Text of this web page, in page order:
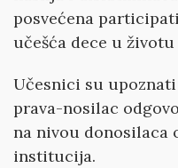
posvećena
učešća dece u životu
Učesnici su
prava-nosilac
na nivou donosilaca
institucija.